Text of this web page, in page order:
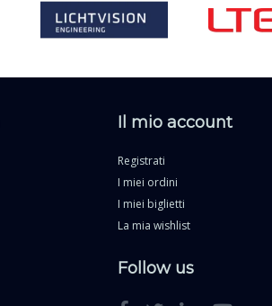
Il mio account
Registrati
I miei ordini
I miei biglietti
La mia wishlist
Follow us